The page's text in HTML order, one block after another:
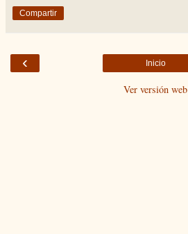
Compartir
‹ Inicio
Ver versión web